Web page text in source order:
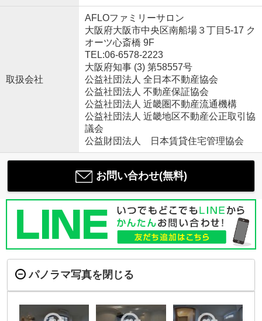
取扱会社
AFLOファミリーサロン
大阪府大阪市中央区南船場３丁目5-17 ク
オーツ心斎橋 9F
TEL:06-6578-2223
大阪府知事 (3) 第58557号
公益社団法人 全日本不動産協会
公益社団法人 不動産保証協会
公益社団法人 近畿圏不動産流通機構
公益社団法人 近畿地区不動産公正取引協
議会
公益財団法人 日本賃貸住宅管理協会
お問い合わせ(無料)
パノラマ写真を閉じる